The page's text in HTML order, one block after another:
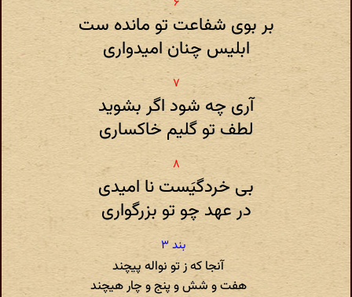
بر بوی شفاعت تو مانده ست
ابلیس چنان امیدواری
آری چه شود اگر بشوید
لطف تو گلیم خاکساری
بی خردگیَست نا امیدی
در عهد چو تو بزرگواری
آنجا که ز تو نواله پیچند
هفت و شش و پنج و چار هیچند